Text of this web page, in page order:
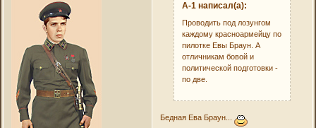
А-1 написал(а):
Проводить под лозунгом
каждому красноармейцу по
пилотке Евы Браун. А
отличникам бовой и
политической подготовки -
по две.
Бедная Ева Браун...